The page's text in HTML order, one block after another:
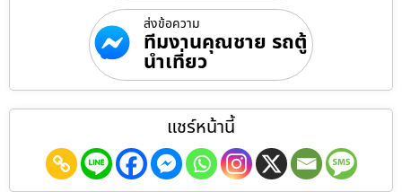
ส่งข้อความ
ทีมงานคุณชาย รถตู้
นำเที่ยว
แชร์หน้านี้